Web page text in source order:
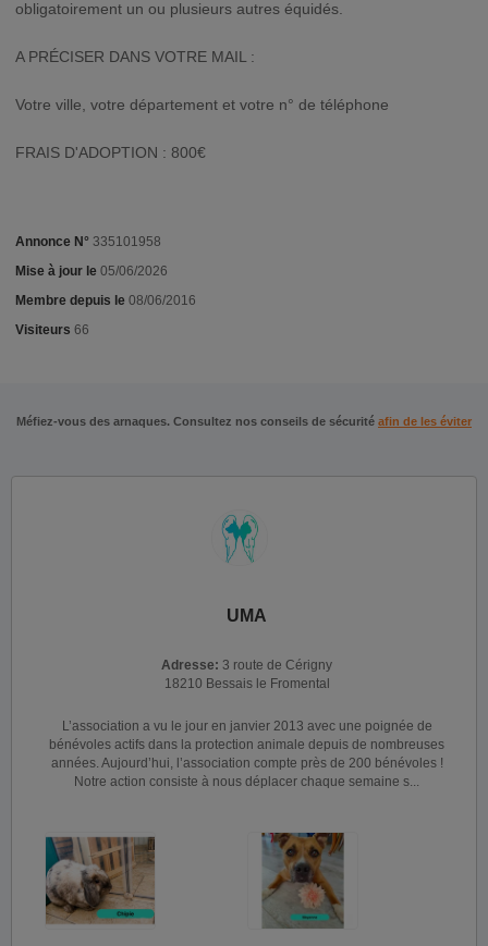
obligatoirement un ou plusieurs autres équidés.
A PRÉCISER DANS VOTRE MAIL :
Votre ville, votre département et votre n° de téléphone
FRAIS D'ADOPTION : 800€
Annonce N° 335101958
Mise à jour le 05/06/2026
Membre depuis le 08/06/2016
Visiteurs 66
Méfiez-vous des arnaques. Consultez nos conseils de sécurité afin de les éviter
UMA
Adresse: 3 route de Cérigny
18210 Bessais le Fromental
L’association a vu le jour en janvier 2013 avec une poignée de
bénévoles actifs dans la protection animale depuis de nombreuses
années. Aujourd’hui, l’association compte près de 200 bénévoles !
Notre action consiste à nous déplacer chaque semaine s...